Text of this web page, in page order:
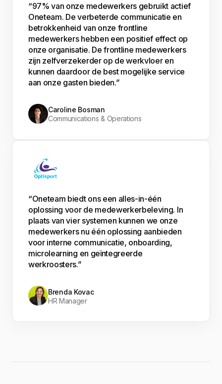
“97% van onze medewerkers gebruikt actief
Oneteam. De verbeterde communicatie en
betrokkenheid van onze frontline
medewerkers hebben een positief effect op
onze organisatie. De frontline medewerkers
zijn zelfverzekerder op de werkvloer en
kunnen daardoor de best mogelijke service
aan onze gasten bieden.”
Caroline Bosman
Communications & Operations
“Oneteam biedt ons een alles-in-één
oplossing voor de medewerkerbeleving. In
plaats van vier systemen kunnen we onze
medewerkers nu één oplossing aanbieden
voor interne communicatie, onboarding,
microlearning en geïntegreerde
werkroosters.”
Brenda Kovac
HR Manager